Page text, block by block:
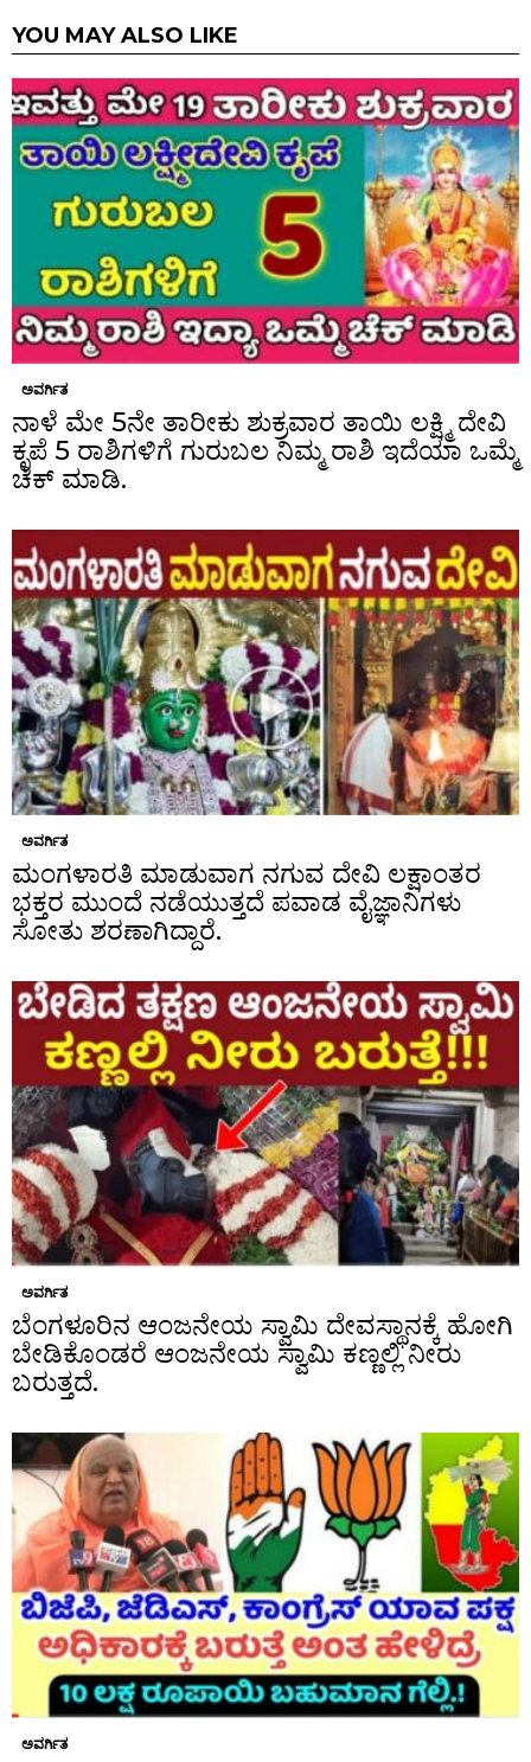
YOU MAY ALSO LIKE
ಅವರ್ಗಿತ
ನಾಳೆ ಮೇ 5ನೇ ತಾರೀಕು ಶುಕ್ರವಾರ ತಾಯಿ ಲಕ್ಷ್ಮಿ ದೇವಿ
ಕೃಪೆ 5 ರಾಶಿಗಳಿಗೆ ಗುರುಬಲ ನಿಮ್ಮ ರಾಶಿ ಇದೆಯಾ ಒಮ್ಮೆ
ಚೆಕ್ ಮಾಡಿ.
ಅವರ್ಗಿತ
ಮಂಗಳಾರತಿ ಮಾಡುವಾಗ ನಗುವ ದೇವಿ ಲಕ್ಷಾಂತರ
ಭಕ್ತರ ಮುಂದೆ ನಡೆಯುತ್ತದೆ ಪವಾಡ ವೈಜ್ಞಾನಿಗಳು
ಸೋತು ಶರಣಾಗಿದ್ದಾರೆ.
ಅವರ್ಗಿತ
ಬೆಂಗಳೂರಿನ ಆಂಜನೇಯ ಸ್ವಾಮಿ ದೇವಸ್ಥಾನಕ್ಕೆ ಹೋಗಿ
ಬೇಡಿಕೊಂಡರೆ ಆಂಜನೇಯ ಸ್ವಾಮಿ ಕಣ್ಣಲ್ಲಿ ನೀರು
ಬರುತ್ತದೆ.
ಅವರ್ಗಿತ